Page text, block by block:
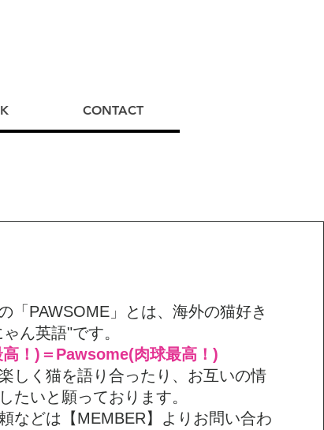
CONTACT
「PAWSOME」とは、海外の猫好き
ん英語"です。
！)＝Pawsome(肉球最高！)
しく猫を語り合ったり、お互いの情
たいと願っております。
などは【MEMBER】よりお問い合わ